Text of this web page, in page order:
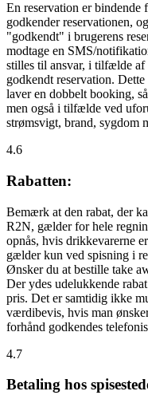
En reservation er bindende
godkender reservationen,
"godkendt" i brugerens
modtage en SMS/
stilles til ansvar, i tilfælde af
godkendt reservation.
laver en dobbelt booking,
men også i tilfælde ved
strømsvigt, brand, sygdom
4.6
Rabatten:
Bemærk at den rabat, der
R2N, gælder for hele
opnås, hvis drikkevarerne
gælder kun ved spisning i
Ønsker du at bestille take
Der ydes udelukkende
pris. Det er samtidig ikke
værdibevis, hvis man
forhånd godkendes
4.7
Betaling hos